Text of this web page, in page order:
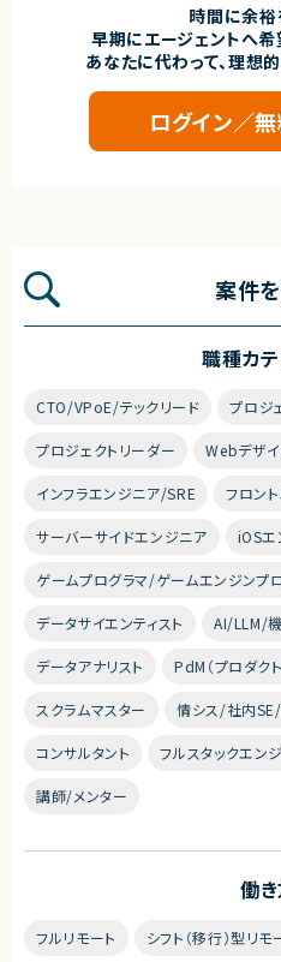
時間に余裕
早期にエージェントへ希
あなたに代わって、理想
ログイン／
案件
職種カ
CTO/VPoE/テックリード プロジ
プロジェクトリーダー Webデザ
インフラエンジニア/SRE フロン
サーバーサイドエンジニア iOSエ
ゲームプログラマ/ゲームエンジンプ
データサイエンティスト AI/LLM/
データアナリスト PdM（プロダク
スクラムマスター 情シス/社内SE/
コンサルタント フルスタックエン
講師/メンター
働
フルリモート シフト（移行）型リモ